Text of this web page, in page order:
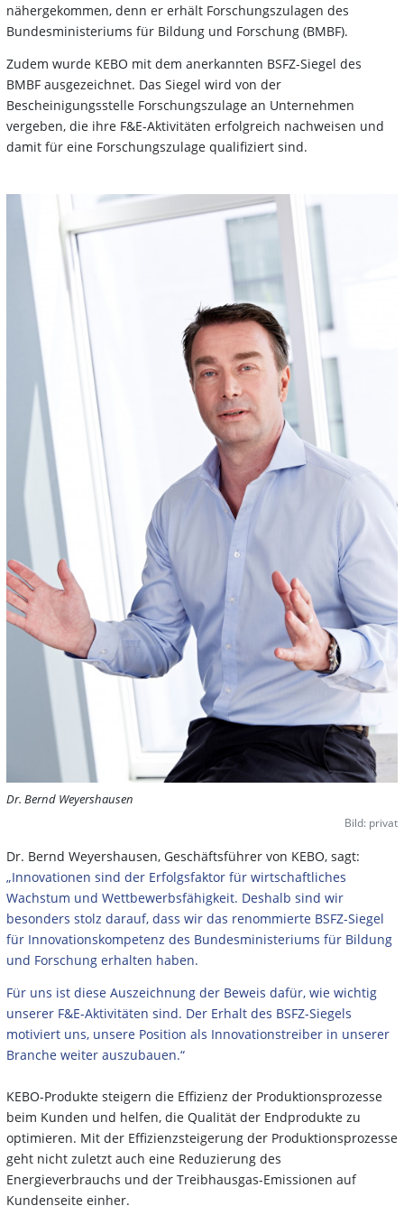
nähergekommen, denn er erhält Forschungszulagen des
Bundesministeriums für Bildung und Forschung (BMBF).
Zudem wurde KEBO mit dem anerkannten BSFZ-Siegel des
BMBF ausgezeichnet. Das Siegel wird von der
Bescheinigungsstelle Forschungszulage an Unternehmen
vergeben, die ihre F&E-Aktivitäten erfolgreich nachweisen und
damit für eine Forschungszulage qualifiziert sind.
Dr. Bernd Weyershausen
Bild: privat
Dr. Bernd Weyershausen, Geschäftsführer von KEBO, sagt:
„Innovationen sind der Erfolgsfaktor für wirtschaftliches
Wachstum und Wettbewerbsfähigkeit. Deshalb sind wir
besonders stolz darauf, dass wir das renommierte BSFZ-Siegel
für Innovationskompetenz des Bundesministeriums für Bildung
und Forschung erhalten haben.
Für uns ist diese Auszeichnung der Beweis dafür, wie wichtig
unserer F&E-Aktivitäten sind. Der Erhalt des BSFZ-Siegels
motiviert uns, unsere Position als Innovationstreiber in unserer
Branche weiter auszubauen.“
KEBO-Produkte steigern die Effizienz der Produktionsprozesse
beim Kunden und helfen, die Qualität der Endprodukte zu
optimieren. Mit der Effizienzsteigerung der Produktionsprozesse
geht nicht zuletzt auch eine Reduzierung des
Energieverbrauchs und der Treibhausgas-Emissionen auf
Kundenseite einher.